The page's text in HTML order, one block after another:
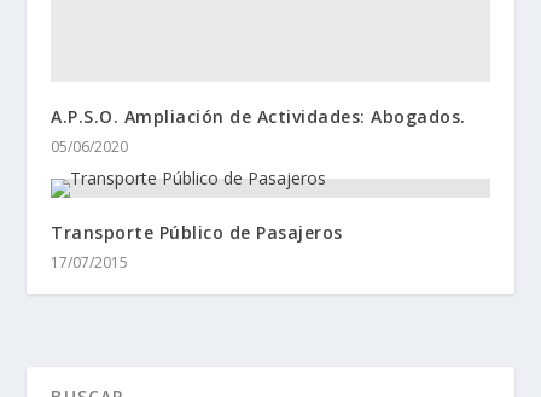
A.P.S.O. Ampliación de Actividades: Abogados.
05/06/2020
Transporte Público de Pasajeros
17/07/2015